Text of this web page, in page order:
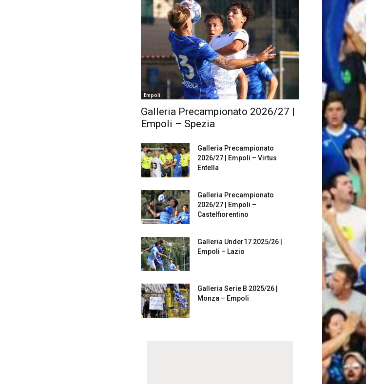
Empoli
Galleria Precampionato 2026/27 |
Empoli – Spezia
Galleria Precampionato
2026/27 | Empoli – Virtus
Entella
Galleria Precampionato
2026/27 | Empoli –
Castelfiorentino
Galleria Under17 2025/26 |
Empoli – Lazio
Galleria Serie B 2025/26 |
Monza – Empoli